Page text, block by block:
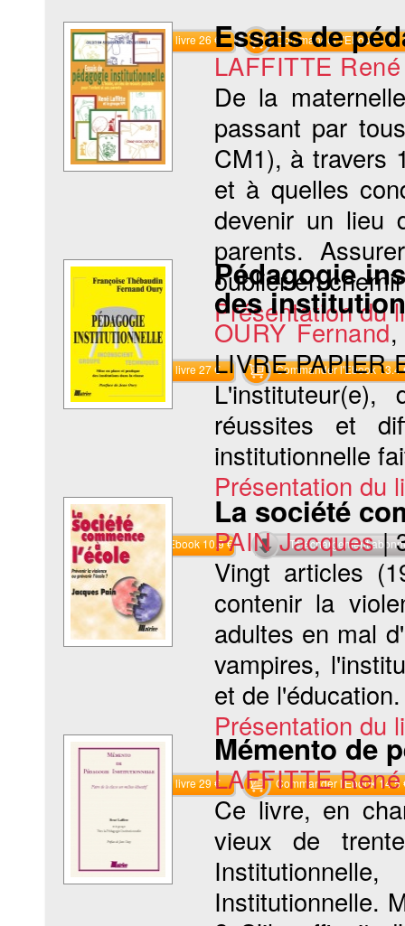
Commander le livre 26 € Commander l'Ebook 12.9
Essais de
LAFFITTE René
De la
passant par
CM1), à travers
et à quelles
devenir un lieu
parents.
oublier en
Présentation du
Commander le livre 27 € Commander l'Ebook 13.4
Pédagogie
des
OURY Fernand
LIVRE PAPIER
réussites et
institutionnelle
Présentation du
Commander l'Ebook 10.9 € Téléchargement
La société
PAIN Jacques |
Vingt articles
contenir la
adultes en mal
vampires,
et de
Présentation du
Commander le livre 29 € Commander l'Ebook 14.5
Mémento de
LAFFITTE René
Ce livre, en
vieux de
Institutionnelle.